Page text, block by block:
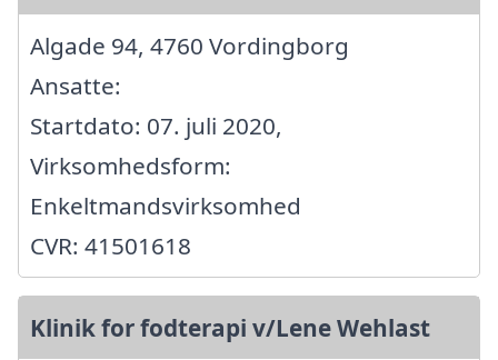
Algade 94, 4760 Vordingborg
Ansatte:
Startdato: 07. juli 2020,
Virksomhedsform:
Enkeltmandsvirksomhed
CVR: 41501618
Klinik for fodterapi v/Lene Wehlast